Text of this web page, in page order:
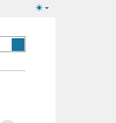
Lichte/donkere